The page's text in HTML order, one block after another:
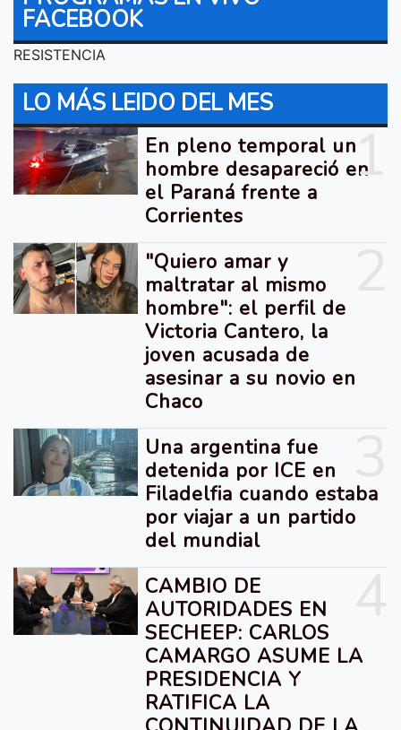
FACEBOOK
RESISTENCIA
LO MÁS LEIDO DEL MES
1
En pleno temporal un
hombre desapareció en
el Paraná frente a
Corrientes
"Quiero amar y
maltratar al mismo
hombre": el perfil de
Victoria Cantero, la
joven acusada de
asesinar a su novio en
Chaco
Una argentina fue
detenida por ICE en
Filadelfia cuando estaba
por viajar a un partido
del mundial
CAMBIO DE
AUTORIDADES EN
SECHEEP: CARLOS
CAMARGO ASUME LA
PRESIDENCIA Y
RATIFICA LA